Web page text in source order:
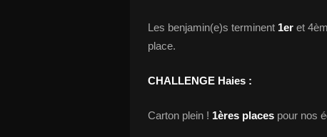
Les benjamin(e)s terminent 1er et
place.
CHALLENGE Haies :
Carton plein ! 1ères places pour nos